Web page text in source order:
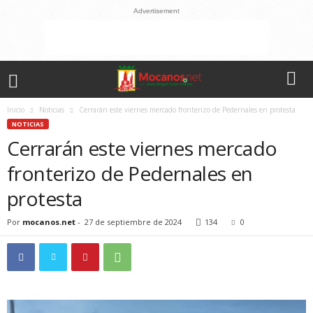
Advertisement
Inicio Noticias Cerrarán este viernes mercado fronterizo de Pedernales en protesta
NOTICIAS
Cerrarán este viernes mercado
fronterizo de Pedernales en
protesta
Por mocanos.net - 27 de septiembre de 2024 134 0